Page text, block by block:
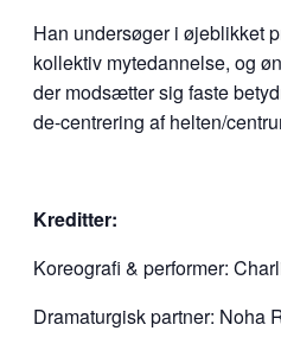
Han undersøger i øjeblikket
kollektiv mytedannelse, og
der modsætter sig faste
de-centrering af helten/
Kreditter:
Koreografi & performer:
Dramaturgisk partner: Noha